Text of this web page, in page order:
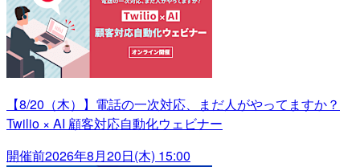
【8/20（木）】電話の一次対応、まだ人がやってますか？
Twilio × AI 顧客対応自動化ウェビナー
開催前2026年8月20日(木) 15:00